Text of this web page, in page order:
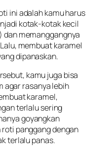
ini adalah kamu harus
kotak-kotak kecil
dan memanggangnya
membuat karamel
dipanaskan.
kamu juga bisa
agar rasanya lebih
karamel,
terlalu sering
goyangkan
panggang dengan
terlalu panas.